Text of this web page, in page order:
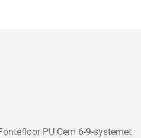
PU Cem 6-9-systemet